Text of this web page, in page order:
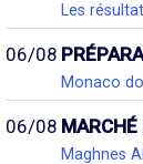
Les
06/08
Monaco
06/08
Maghnes